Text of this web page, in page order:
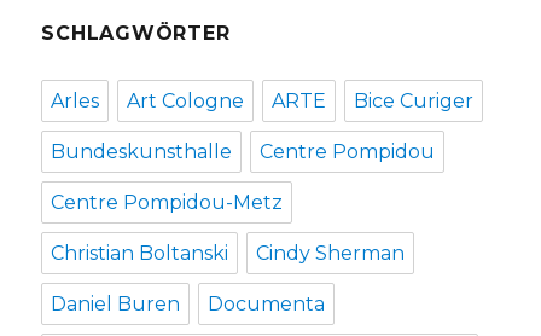
SCHLAGWÖRTER
Arles Art Cologne ARTE Bice Curiger
Bundeskunsthalle Centre Pompidou
Centre Pompidou-Metz
Christian Boltanski Cindy Sherman
Daniel Buren Documenta